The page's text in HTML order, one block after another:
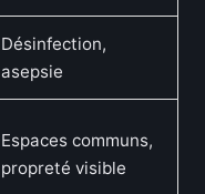
Désinfection,
asepsie
Espaces communs,
propreté visible